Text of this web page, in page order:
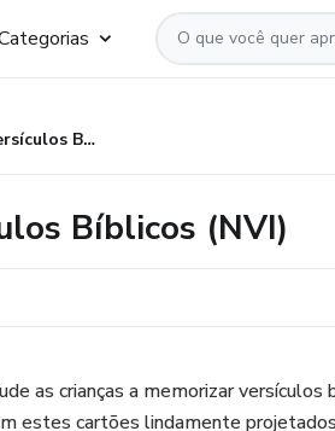
60 Cards Versículos Bíblicos (NVI)
Bíblicos (NVI)
as crianças a memorizar
estes cartões lindamente